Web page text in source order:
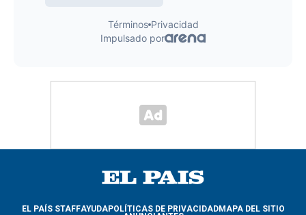
EL PAÍS STAFFAYUDAPOLÍTICAS DE PRIVACIDADMAPA DEL SITIO